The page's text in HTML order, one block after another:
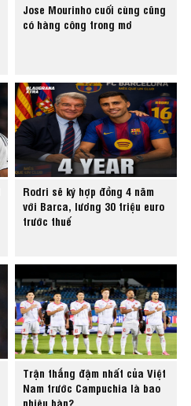
Jose Mourinho cuối cùng cũng
có hàng công trong mơ
Rodri sẽ ký hợp đồng 4 năm
với Barca, lương 30 triệu euro
trước thuế
Trận thắng đậm nhất của Việt
Nam trước Campuchia là bao
nhiêu bàn?